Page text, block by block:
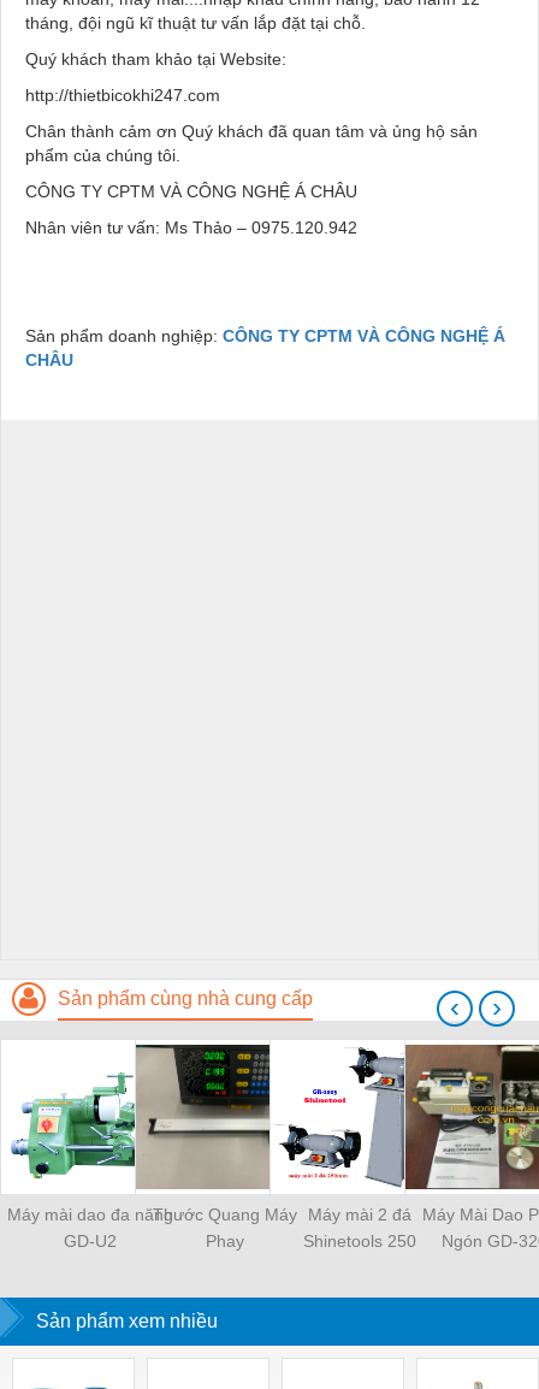
tháng, đội ngũ kĩ thuật tư vấn lắp đặt tại chỗ.
Quý khách tham khảo tại Website:
http://thietbicokhi247.com
Chân thành cảm ơn Quý khách đã quan tâm và ủng hộ sản
phẩm của chúng tôi.
CÔNG TY CPTM VÀ CÔNG NGHỆ Á CHÂU
Nhân viên tư vấn: Ms Thảo – 0975.120.942
Sản phẩm doanh nghiệp: CÔNG TY CPTM VÀ CÔNG NGHỆ Á
CHÂU
Sản phẩm cùng nhà cung cấp
Máy mài dao đa năng
GD-U2
Thước Quang Máy
Phay
Máy mài 2 đá
Shinetools 250
Máy Mài Dao
Ngón GD-
‹ ›
Sản phẩm xem nhiều